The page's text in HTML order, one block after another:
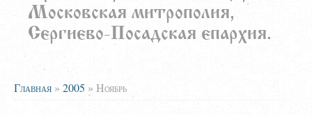
Заказать требы
Московская митрополия,
Сергиево-Посадская епархия.
Главная » 2005 » Ноябрь